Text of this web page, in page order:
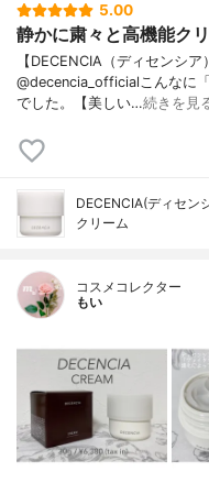
5.00
静かに粛々と高機能ク
【DECENCIA（ディセンシ
@decencia_officialこんなに
でした。【美しい…続きを見
DECENCIA(ディセン
クリーム
コスメコレクター
もい